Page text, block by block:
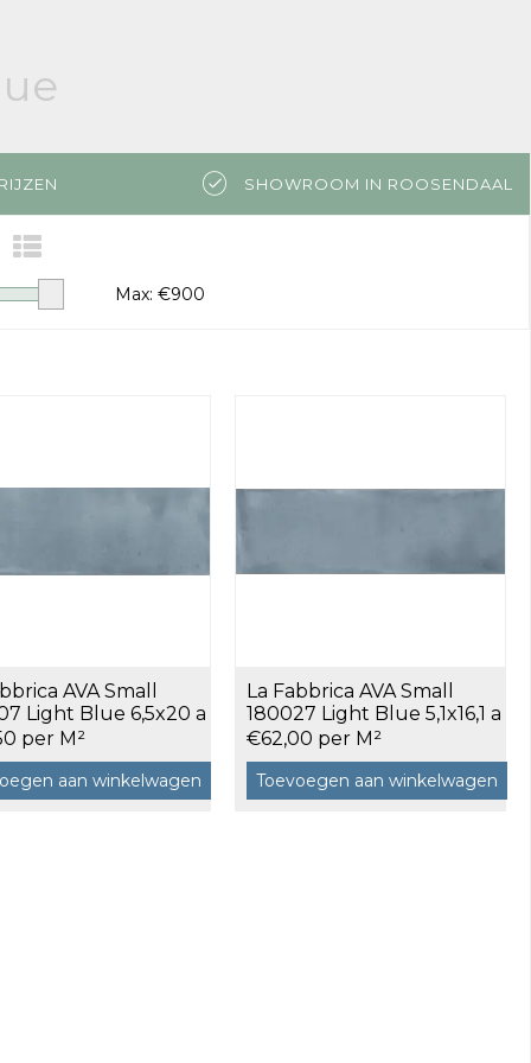
SHOWROOM IN ROOSENDAAL
Max: €900
AVA Small
Light Blue 6,5x20 a
per M²
aan winkelwagen
La Fabbrica AVA Small
180027 Light Blue 5,1x16,1 a
0,54 m²
€62,00 per M²
Toevoegen aan winkelwagen